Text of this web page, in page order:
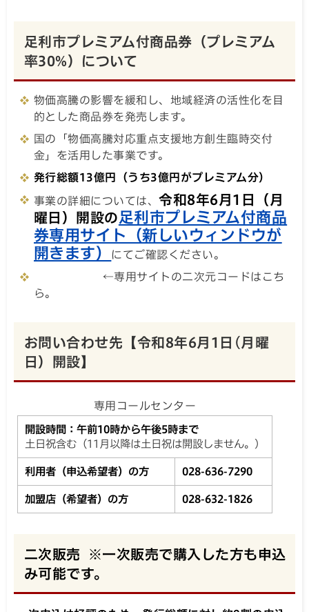
足利市プレミアム付商品券（プレミアム
率30%）について
物価高騰の影響を緩和し、地域経済の活性化を目
的とした商品券を発売します。
国の「物価高騰対応重点支援地方創生臨時交付
金」を活用した事業です。
発行総額13億円（うち3億円がプレミアム分）
事業の詳細については、令和8年6月1日（月
曜日）開設の 足利市プレミアム付商品
券専用サイト（新しいウィンドウが
開きます）
にてご確認ください。
←専用サイトの二次元コードはこち
ら。
お問い合わせ先【令和8年6月1日(月曜
日）開設】
専用コールセンター
開設時間：午前10時から午後5時まで
土日祝含む（11月以降は土日祝は開設しません。）
利用者（申込希望者）の方 028-636-7290
加盟店（希望者）の方 028-632-1826
二次販売 ※一次販売で購入した方も申込
み可能です。